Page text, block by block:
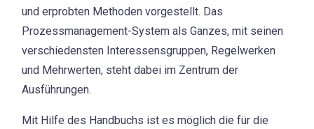
und erprobten Methoden vorgestellt. Das
Prozessmanagement-System als Ganzes, mit seinen
verschiedensten Interessensgruppen, Regelwerken
und Mehrwerten, steht dabei im Zentrum der
Ausführungen.
Mit Hilfe des Handbuchs ist es möglich die für die